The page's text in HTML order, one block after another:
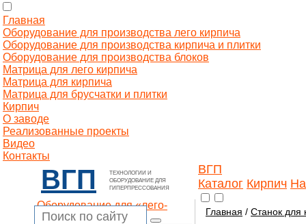
Главная
Оборудование для производства лего кирпича
Оборудование для производства кирпича и плитки
Оборудование для производства блоков
Матрица для лего кирпича
Матрица для кирпича
Матрица для брусчатки и плитки
Кирпич
О заводе
Реализованные проекты
Видео
Контакты
ВГП
ТЕХНОЛОГИИ И
ОБОРУДОВАНИЕ ДЛЯ
ГИПЕРПРЕССОВАНИЯ
ВГП
Каталог Кирпич
Оборудование для «лего-
кирпича»
Главная / Станок для